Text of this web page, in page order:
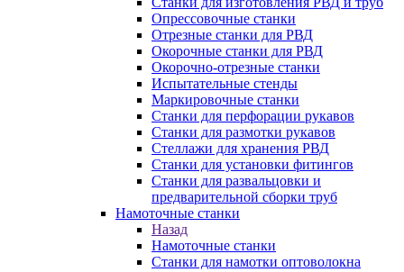
Опрессовочные станки
Отрезные станки для РВД
Окорочные станки для РВД
Окорочно-отрезные станки
Испытательные стенды
Маркировочные станки
Станки для перфорации рукавов
Станки для размотки рукавов
Стеллажи для хранения РВД
Станки для установки фитингов
Станки для развальцовки и
предварительной сборки труб
Намоточные станки
Назад
Намоточные станки
Станки для намотки оптоволокна